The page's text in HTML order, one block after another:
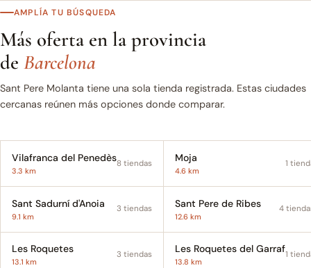
AMPLÍA TU BÚSQUEDA
Más oferta en la provincia
de Barcelona
Sant Pere Molanta tiene una sola tienda registrada. Estas ciudades
cercanas reúnen más opciones donde comparar.
Vilafranca del Penedès
3.3 km
8 tiendas Moja
4.6 km
1
Sant Sadurní d'Anoia
9.1 km
3 tiendas Sant Pere de Ribes
12.6 km
4
Les Roquetes
13.1 km
3 tiendas Les Roquetes del Garraf
13.8 km
1